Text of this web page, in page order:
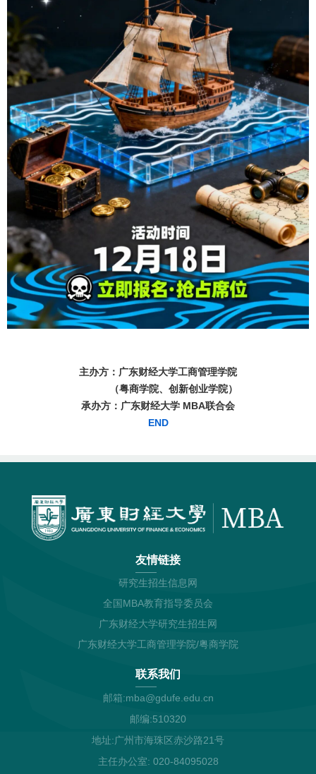
主办方：广东财经大学工商管理学院
（粤商学院、创新创业学院）
承办方：广东财经大学 MBA联合会
END
友情链接
研究生招生信息网
全国MBA教育指导委员会
广东财经大学研究生招生网
广东财经大学工商管理学院/粤商学院
联系我们
邮箱:mba@gdufe.edu.cn
邮编:510320
地址:广州市海珠区赤沙路21号
主任办公室: 020-84095028